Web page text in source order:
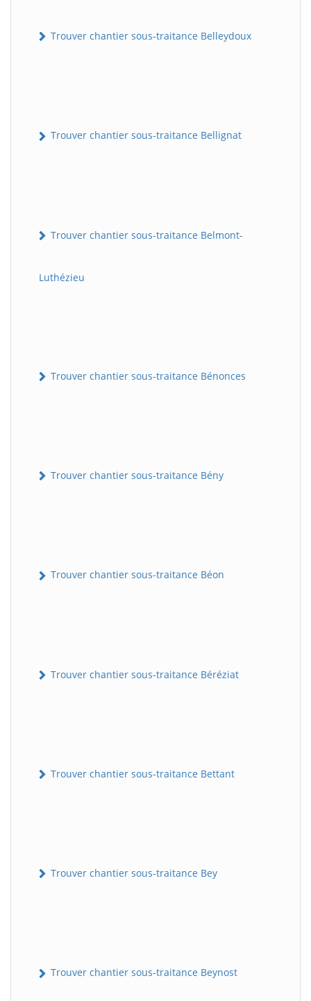
Trouver chantier sous-traitance Belleydoux
Trouver chantier sous-traitance Bellignat
Trouver chantier sous-traitance Belmont-
Luthézieu
Trouver chantier sous-traitance Bénonces
Trouver chantier sous-traitance Bény
Trouver chantier sous-traitance Béon
Trouver chantier sous-traitance Béréziat
Trouver chantier sous-traitance Bettant
Trouver chantier sous-traitance Bey
Trouver chantier sous-traitance Beynost